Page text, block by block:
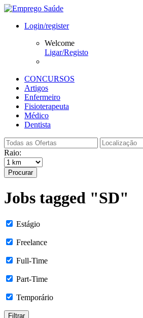
Login/register
Welcome
Ligar/Registo
CONCURSOS
Artigos
Enfermeiro
Fisioterapeuta
Médico
Dentista
Raio:
Procurar
Jobs tagged "SD"
Estágio
Freelance
Full-Time
Part-Time
Temporário